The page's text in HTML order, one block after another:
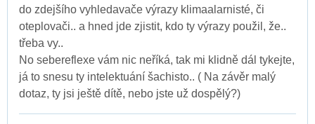
do zdejšího vyhledavače výrazy klimaalarnisté, či
oteplovači.. a hned jde zjistit, kdo ty výrazy použil, že..
třeba vy..
No sebereflexe vám nic neříká, tak mi klidně dál tykejte,
já to snesu ty intelektuání šachisto.. ( Na závěr malý
dotaz, ty jsi ještě dítě, nebo jste už dospělý?)